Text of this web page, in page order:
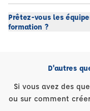
Prêtez-vous les
formation ?
D'autres
Si vous avez des
ou sur comment